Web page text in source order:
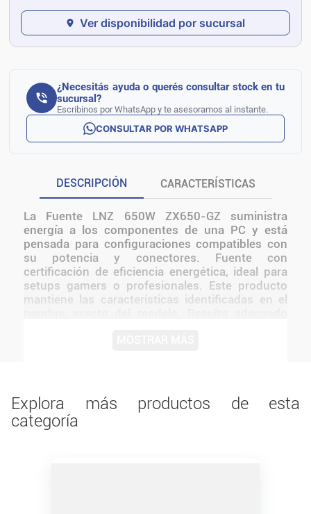
Ver disponibilidad por sucursal
¿Necesitás ayuda o querés consultar stock en tu
sucursal?
Escribinos por WhatsApp y te asesoramos al instante.
CONSULTAR POR WHATSAPP
DESCRIPCIÓN CARACTERÍSTICAS
La Fuente LNZ 650W ZX650-GZ suministra
energía a los componentes de una PC y está
pensada para configuraciones compatibles con
su potencia y conectores. Fuente con
certificación de eficiencia energética, ideal para
setups gamers o profesionales. Este producto
mantiene las características identificadas en el
resto del equipo.
Explora más productos de esta
categoría